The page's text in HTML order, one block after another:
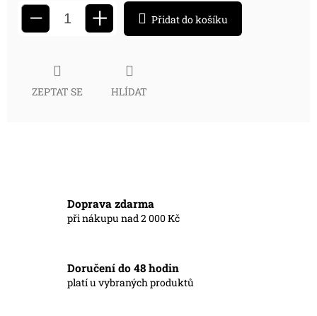
− + Přidat do košíku
ZEPTAT SE HLÍDAT
Doprava zdarma
při nákupu nad 2 000 Kč
Doručení do 48 hodin
platí u vybraných produktů